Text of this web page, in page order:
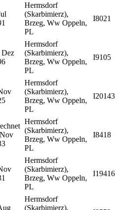
Hermsdorf
(Skarbimierz),
Brzeg, Ww Oppeln,
PL
I8021
Dez
Hermsdorf
(Skarbimierz),
Brzeg, Ww Oppeln,
PL
I9105
Hermsdorf
(Skarbimierz),
Brzeg, Ww Oppeln,
PL
I20143
Hermsdorf
(Skarbimierz),
Brzeg, Ww Oppeln,
PL
I8418
Hermsdorf
(Skarbimierz),
Brzeg, Ww Oppeln,
PL
I19416
Hermsdorf
(Skarbimierz),